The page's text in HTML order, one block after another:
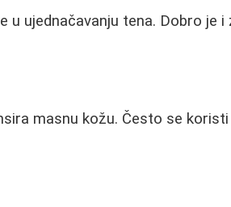
ujednačavanju tena. Dobro je i
masnu kožu. Često se